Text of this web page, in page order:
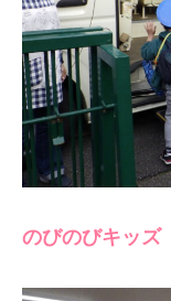
のびのびキッズ